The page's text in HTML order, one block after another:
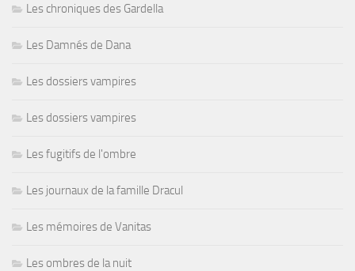
Les chroniques des Gardella
Les Damnés de Dana
Les dossiers vampires
Les dossiers vampires
Les fugitifs de l'ombre
Les journaux de la famille Dracul
Les mémoires de Vanitas
Les ombres de la nuit